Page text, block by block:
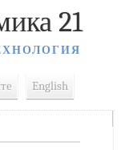
21
English